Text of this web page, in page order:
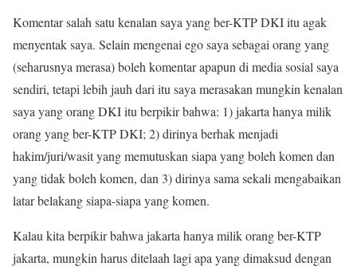
Komentar salah satu kenalan saya yang ber-KTP DKI itu agak
menyentak saya. Selain mengenai ego saya sebagai orang yang
(seharusnya merasa) boleh komentar apapun di media sosial saya
sendiri, tetapi lebih jauh dari itu saya merasakan mungkin kenalan
saya yang orang DKI itu berpikir bahwa: 1) jakarta hanya milik
orang yang ber-KTP DKI; 2) dirinya berhak menjadi
hakim/juri/wasit yang memutuskan siapa yang boleh komen dan
yang tidak boleh komen, dan 3) dirinya sama sekali mengabaikan
latar belakang siapa-siapa yang komen.
Kalau kita berpikir bahwa jakarta hanya milik orang ber-KTP
jakarta, mungkin harus ditelaah lagi apa yang dimaksud dengan